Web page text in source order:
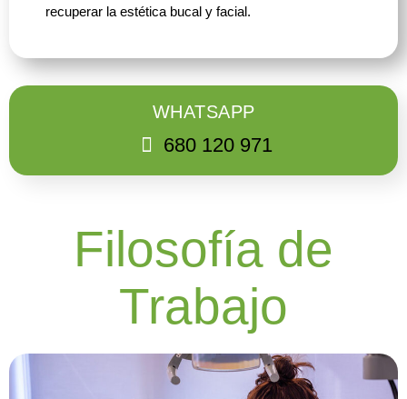
recuperar la estética bucal y facial.
WHATSAPP
680 120 971
Filosofía de
Trabajo